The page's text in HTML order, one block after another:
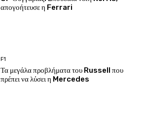
απογοήτευσε η Ferrari
F1
Τα μεγάλα προβλήματα του Russell που
πρέπει να λύσει η Mercedes